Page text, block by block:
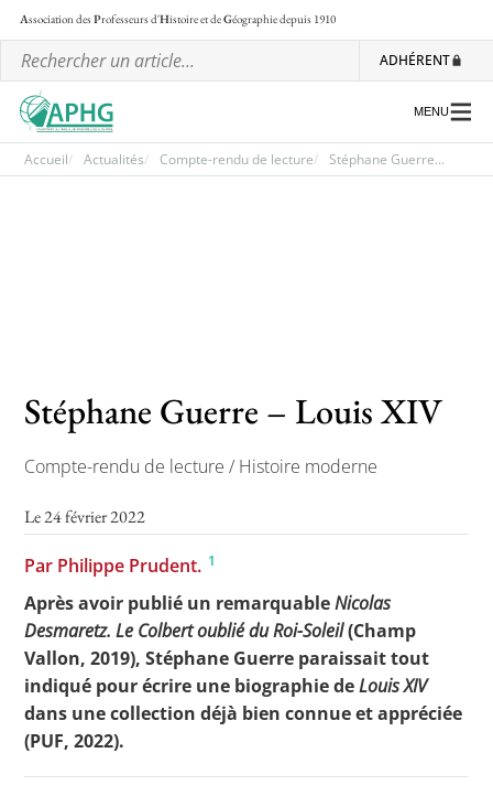
Association desProfesseurs d'Histoire et deGéographiedepuis 1910
ADHÉRENT
Lettre d’information de l’APHG
Les rendez-vous de l’APHG
Concours de recrutement
Concours scolaires
MENU
Accueil Actualités Compte-rendu de lecture Stéphane Guerre...
Stéphane Guerre – Louis XIV
Compte-rendu de lecture / Histoire moderne
Le 24 février 2022
Par Philippe Prudent. 1
Après avoir publié un remarquableNicolas
Desmaretz. Le Colbert oublié du Roi-Soleil(Champ
Vallon, 2019), Stéphane Guerre paraissait tout
indiqué pour écrire une biographie deLouis XIV
dans une collection déjà bien connue et appréciée
(PUF, 2022).